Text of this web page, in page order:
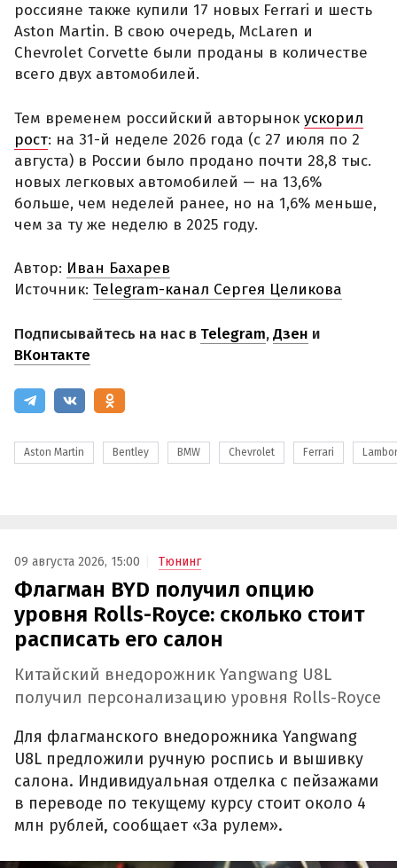
россияне также купили 17 новых Ferrari и шесть
Aston Martin. В свою очередь, McLaren и
Chevrolet Corvette были проданы в количестве
всего двух автомобилей.
Тем временем российский авторынок ускорил
рост: на 31-й неделе 2026 года (с 27 июля по 2
августа) в России было продано почти 28,8 тыс.
новых легковых автомобилей — на 13,6%
больше, чем неделей ранее, но на 1,6% меньше,
чем за ту же неделю в 2025 году.
Автор: Иван Бахарев
Источник: Telegram-канал Сергея Целикова
Подписывайтесь на нас в Telegram,Дзен и
ВКонтакте
Aston Martin Bentley BMW Chevrolet Ferrari
09 августа 2026, 15:00 Тюнинг
Флагман BYD получил опцию
уровня Rolls-Royce: сколько стоит
расписать его салон
Китайский внедорожник Yangwang U8L
получил персонализацию уровня Rolls-Royce
Для флагманского внедорожника Yangwang
U8L предложили ручную роспись и вышивку
салона. Индивидуальная отделка с пейзажами
в переводе по текущему курсу стоит около 4
млн рублей, сообщает «За рулем».